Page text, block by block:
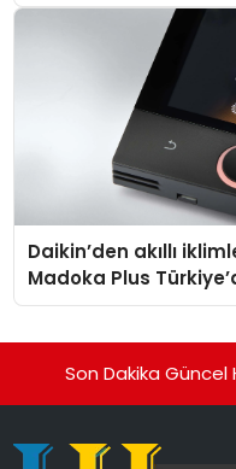
Daikin’den akıllı
Madoka Plus
Son Dakika